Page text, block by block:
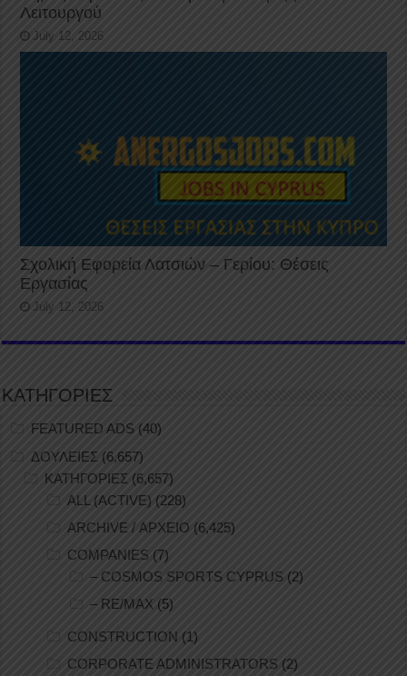
Λειτουργού
July 12, 2026
Σχολική Εφορεία Λατσιών – Γερίου: Θέσεις
Εργασίας
July 12, 2026
ΚΑΤΗΓΟΡΙΕΣ
FEATURED ADS (40)
ΔΟΥΛΕΙΕΣ (6,657)
ΚΑΤΗΓΟΡΙΕΣ (6,657)
ALL (ACTIVE) (228)
ARCHIVE / ΑΡΧΕΙΟ (6,425)
COMPANIES (7)
– COSMOS SPORTS CYPRUS (2)
– RE/MAX (5)
CONSTRUCTION (1)
CORPORATE ADMINISTRATORS (2)